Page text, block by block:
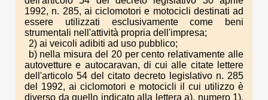
1992, n. 285, ai ciclomotori e motocicli destinati ad
essere utilizzati esclusivamente come beni
strumentali nell'attività propria dell'impresa;
2) ai veicoli adibiti ad uso pubblico;
b) nella misura del 20 per cento relativamente alle
autovetture e autocaravan, di cui alle citate lettere
dell'articolo 54 del citato decreto legislativo n. 285
del 1992, ai ciclomotori e motocicli il cui utilizzo è
diverso da quello indicato alla lettera a), numero 1).